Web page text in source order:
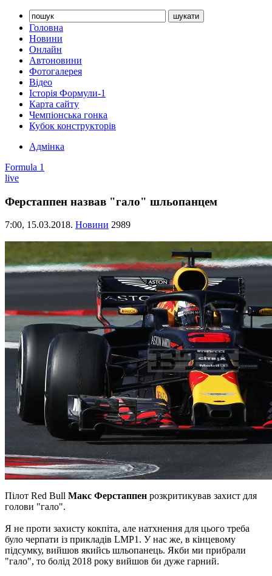
Головна
Новини
Онлайн
Автоновини
Фотогалерея
Відео
Історія Формули-1
Карта сайту
Чемпіонська гонка
Кубок конструкторів
Адмінка
Formula 1
live
Ферстаппен назвав "гало" шльопанцем
7:00, 15.03.2018. Новини 2989
Пілот Red Bull Макс Ферстаппен розкритикував захист для
голови "гало".
Я не проти захисту кокпіта, але натхнення для цього треба
було черпати із прикладів LMP1. У нас же, в кінцевому
підсумку, вийшов якийсь шльопанець. Якби ми прибрали
"гало", то болід 2018 року вийшов би дуже гарний.